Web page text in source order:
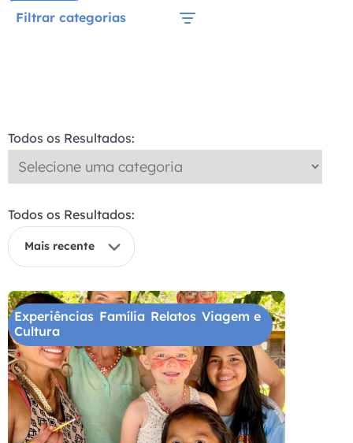
Filtrar categorias
Todos os Resultados:
Todos os Resultados:
Experiências Família Relatos Viagem e
Cultura